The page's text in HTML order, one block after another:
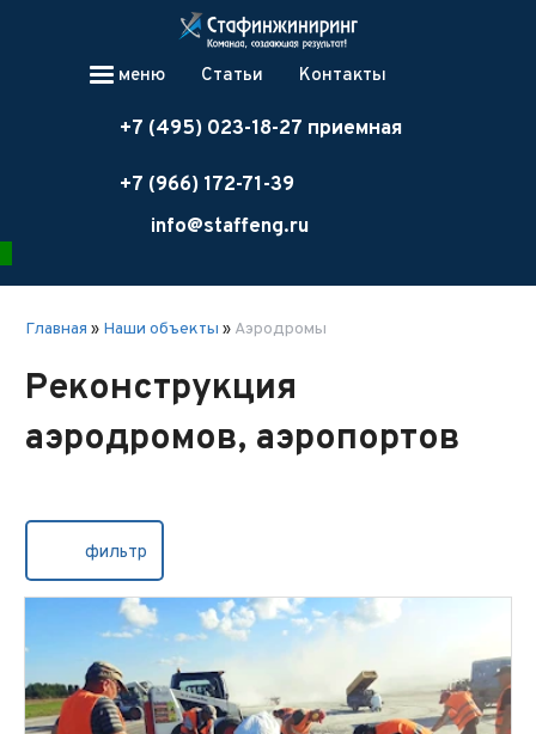
меню Статьи Контакты
+7 (495) 023-18-27 приемная
+7 (966) 172-71-39
info@staffeng.ru
Главная » Наши объекты » Аэродромы
Реконструкция
аэродромов, аэропортов
фильтр